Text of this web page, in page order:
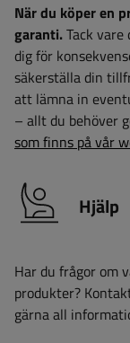
När du köper en
garanti.Tack
dig för
säkerställa din
att lämna in
– allt du behöver
som finns på vår
Hjälp
Har du frågor om
produkter?
gärna all